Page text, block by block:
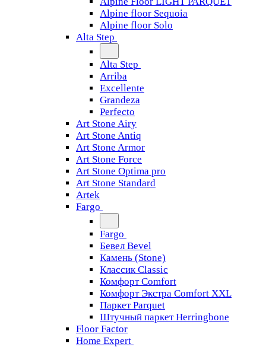
Alpine floor Sequoia
Alpine floor Solo
Alta Step
Alta Step
Arriba
Excellente
Grandeza
Perfecto
Art Stone Airy
Art Stone Antiq
Art Stone Armor
Art Stone Force
Art Stone Optima pro
Art Stone Standard
Artek
Fargo
Fargo
Бевел Bevel
Камень (Stone)
Классик Classic
Комфорт Comfort
Комфорт Экстра Comfort XXL
Паркет Parquet
Штучный паркет Herringbone
Floor Factor
Home Expert